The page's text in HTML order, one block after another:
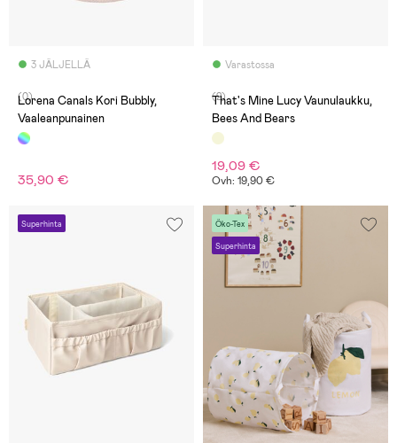
3 JÄLJELLÄ
(0)
Lorena Canals Kori Bubbly,
Vaaleanpunainen
35,90 €
Varastossa
(2)
That's Mine Lucy Vaunulaukku,
Bees And Bears
19,09 €
Ovh: 19,90 €
Superhinta Öko-Tex
Superhinta